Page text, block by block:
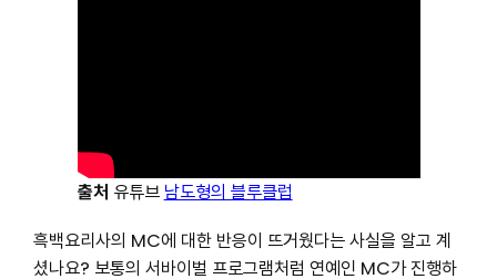
출처 유튜브 남도형의 블루클럽
흑백요리사의 MC에 대한 반응이 뜨거웠다는 사실을 알고 계
셨나요? 보통의 서바이벌 프로그램처럼 연예인 MC가 진행하